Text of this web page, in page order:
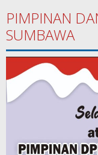
PIMPINAN
SUMBAWA